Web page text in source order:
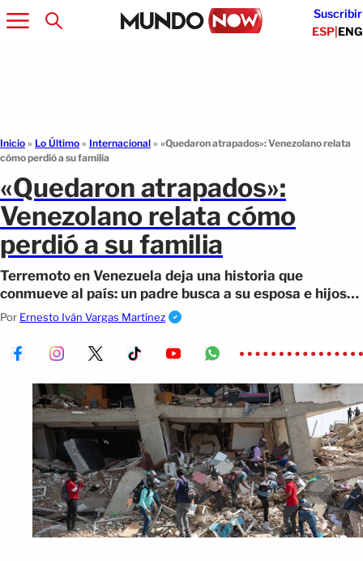
Suscribir
ESP|ENG
Inicio » Lo Último » Internacional » «Quedaron atrapados»: Venezolano relata
cómo perdió a su familia
«Quedaron atrapados»:
Venezolano relata cómo
perdió a su familia
Terremoto en Venezuela deja una historia que
conmueve al país: un padre busca a su esposa e hijos
atrapados bajo los escombros tras el sismo.
Por Ernesto Iván Vargas Martínez